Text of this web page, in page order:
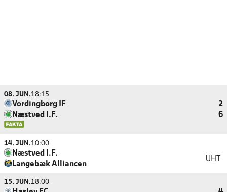
08. JUN.18:15
Vordingborg IF
2
Næstved I.F.
6
14. JUN.10:00
Næstved I.F.
Langebæk Alliancen
UHT
15. JUN.18:00